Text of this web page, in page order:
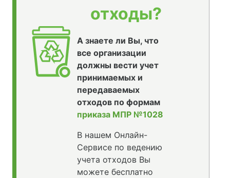
отходы?
А знаете ли Вы, что
все организации
должны вести учет
принимаемых и
передаваемых
отходов по формам
приказа МПР №1028
В нашем Онлайн-
Сервисе по ведению
учета отходов Вы
можете бесплатно